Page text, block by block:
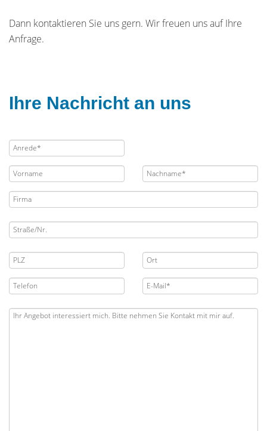
Dann kontaktieren Sie uns gern. Wir freuen uns auf Ihre
Anfrage.
Ihre Nachricht an uns